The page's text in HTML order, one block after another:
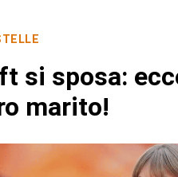
si sposa:
marito!